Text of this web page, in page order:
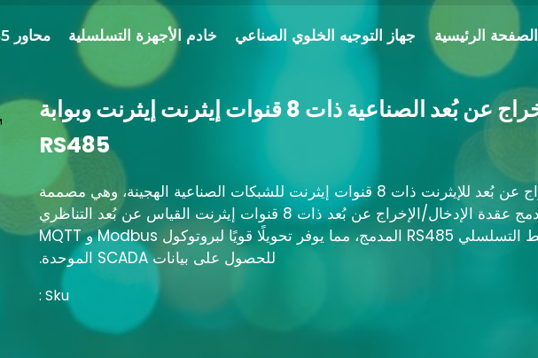
الصفحة الرئيسية جهاز التوجيه الخلوي الصناعي خادم الأجهزة التسلسلية محاور RS485 الصناعية
وحدة الإدخال/الإخراج عن بُعد الصناعية ذات 8 قنوات إيثرنت إيثرنت وبوابة
RS485
صُممت عقدة الإدخال/الإخراج عن بُعد للإيثرنت ذات 8 قنوات إيثرنت للشبكات الصناعية الهجينة، وهي مصممة
للشبكات الصناعية الهجينة، وتدمج عقدة الإدخال/الإخراج عن بُعد ذات 8 قنوات إيثرنت القياس عن بُعد التناظري
والرقمي المختلط مع الربط التسلسلي RS485 المدمج، مما يوفر تحويلًا قويًا لبروتوكول Modbus و MQTT
للحصول على بيانات SCADA الموحدة
.
Sku :